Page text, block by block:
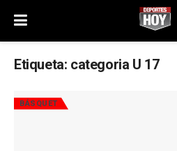
Etiqueta: categoria U 17
BÁSQUET